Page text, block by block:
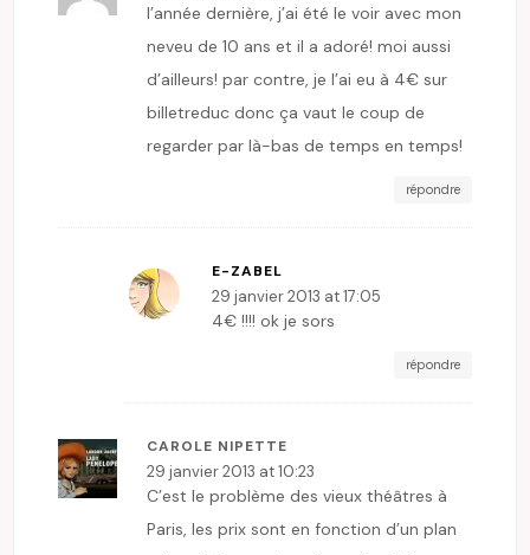
l’année dernière, j’ai été le voir avec mon
neveu de 10 ans et il a adoré! moi aussi
d’ailleurs! par contre, je l’ai eu à 4€ sur
billetreduc donc ça vaut le coup de
regarder par là-bas de temps en temps!
répondre
E-ZABEL
29 janvier 2013 at 17:05
4€ !!!! ok je sors
répondre
CAROLE NIPETTE
29 janvier 2013 at 10:23
C’est le problème des vieux théâtres à
Paris, les prix sont en fonction d’un plan